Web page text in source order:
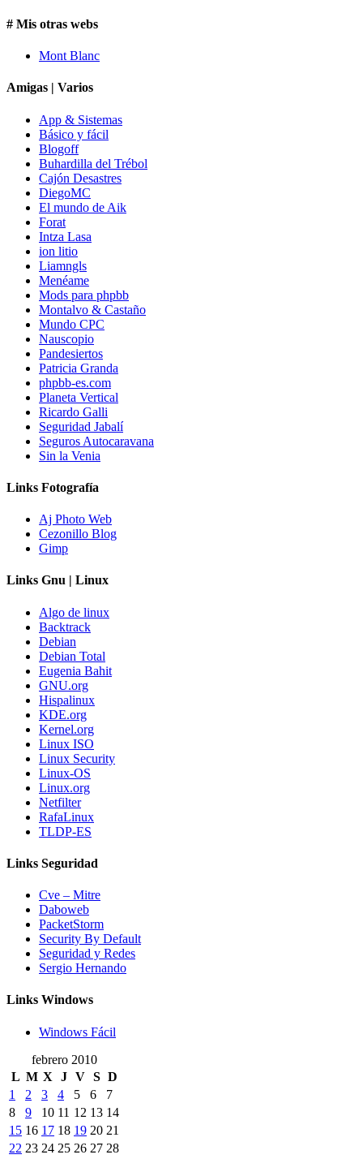
# Mis otras webs
Mont Blanc
Amigas | Varios
App & Sistemas
Básico y fácil
Blogoff
Buhardilla del Trébol
Cajón Desastres
DiegoMC
El mundo de Aik
Forat
Intza Lasa
ion litio
Liamngls
Menéame
Mods para phpbb
Montalvo & Castaño
Mundo CPC
Nauscopio
Pandesiertos
Patricia Granda
phpbb-es.com
Planeta Vertical
Ricardo Galli
Seguridad Jabalí
Seguros Autocaravana
Sin la Venia
Links Fotografía
Aj Photo Web
Cezonillo Blog
Gimp
Links Gnu | Linux
Algo de linux
Backtrack
Debian
Debian Total
Eugenia Bahit
GNU.org
Hispalinux
KDE.org
Kernel.org
Linux ISO
Linux Security
Linux-OS
Linux.org
Netfilter
RafaLinux
TLDP-ES
Links Seguridad
Cve – Mitre
Daboweb
PacketStorm
Security By Default
Seguridad y Redes
Sergio Hernando
Links Windows
Windows Fácil
febrero 2010
L M X J V S D
1
2 3 4 5 6
7
8
9 10 11 12 13 14
15 16 17 18 19 20 21
22 23 24 25 26 27 28